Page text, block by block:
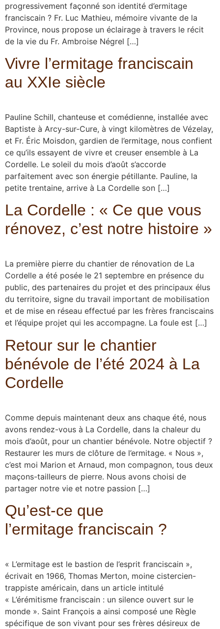
progressivement façonné son identité d’ermitage
franciscain ? Fr. Luc Mathieu, mémoire vivante de la
Province, nous propose un éclairage à travers le récit
de la vie du Fr. Ambroise Négrel […]
Vivre l’ermitage franciscain
au XXIe siècle
Pauline Schill, chanteuse et comédienne, installée avec
Baptiste à Arcy-sur-Cure, à vingt kilomètres de Vézelay,
et Fr. Éric Moisdon, gardien de l’ermitage, nous confient
ce qu’ils essayent de vivre et creuser ensemble à La
Cordelle. Le soleil du mois d’août s’accorde
parfaitement avec son énergie pétillante. Pauline, la
petite trentaine, arrive à La Cordelle son […]
La Cordelle : « Ce que vous
rénovez, c’est notre histoire »
La première pierre du chantier de rénovation de La
Cordelle a été posée le 21 septembre en présence du
public, des partenaires du projet et des principaux élus
du territoire, signe du travail important de mobilisation
et de mise en réseau effectué par les frères franciscains
et l’équipe projet qui les accompagne. La foule est […]
Retour sur le chantier
bénévole de l’été 2024 à La
Cordelle
Comme depuis maintenant deux ans chaque été, nous
avons rendez-vous à La Cordelle, dans la chaleur du
mois d’août, pour un chantier bénévole. Notre objectif ?
Restaurer les murs de clôture de l’ermitage. « Nous »,
c’est moi Marion et Arnaud, mon compagnon, tous deux
maçons-tailleurs de pierre. Nous avons choisi de
partager notre vie et notre passion […]
Qu’est-ce que
l’ermitage franciscain ?
« L’ermitage est le bastion de l’esprit franciscain »,
écrivait en 1966, Thomas Merton, moine cistercien-
trappiste américain, dans un article intitulé
« L’érémitisme franciscain : un silence ouvert sur le
monde ». Saint François a ainsi composé une Règle
spécifique de son vivant pour ses frères désireux de